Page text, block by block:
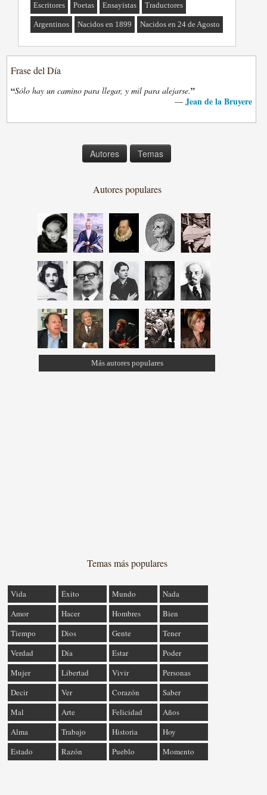
Escritores Poetas Ensayistas Traductores
Argentinos Nacidos en 1899 Nacidos en 24 de Agosto
Frase del Día
“Sólo hay un camino para llegar, y mil para alejarse.”
— Jean de la Bruyere
Autores Temas
Autores populares
Más autores populares
Temas más populares
Vida Éxito Mundo
Nada
Amor
Hacer Hombres
Bien
Tiempo
Dios Gente
Tener
Verdad
Día Estar
Poder
Mujer
Libertad Vivir
Personas
Decir
Ver Corazón
Saber
Mal
Arte Felicidad
Años
Alma
Trabajo Historia
Hoy
Estado
Razón Pueblo Momento